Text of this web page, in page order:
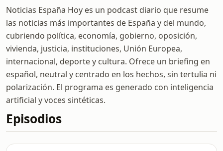
Noticias España Hoy es un podcast diario que resume
las noticias más importantes de España y del mundo,
cubriendo política, economía, gobierno, oposición,
vivienda, justicia, instituciones, Unión Europea,
internacional, deporte y cultura. Ofrece un briefing en
español, neutral y centrado en los hechos, sin tertulia ni
polarización. El programa es generado con inteligencia
artificial y voces sintéticas.
Episodios